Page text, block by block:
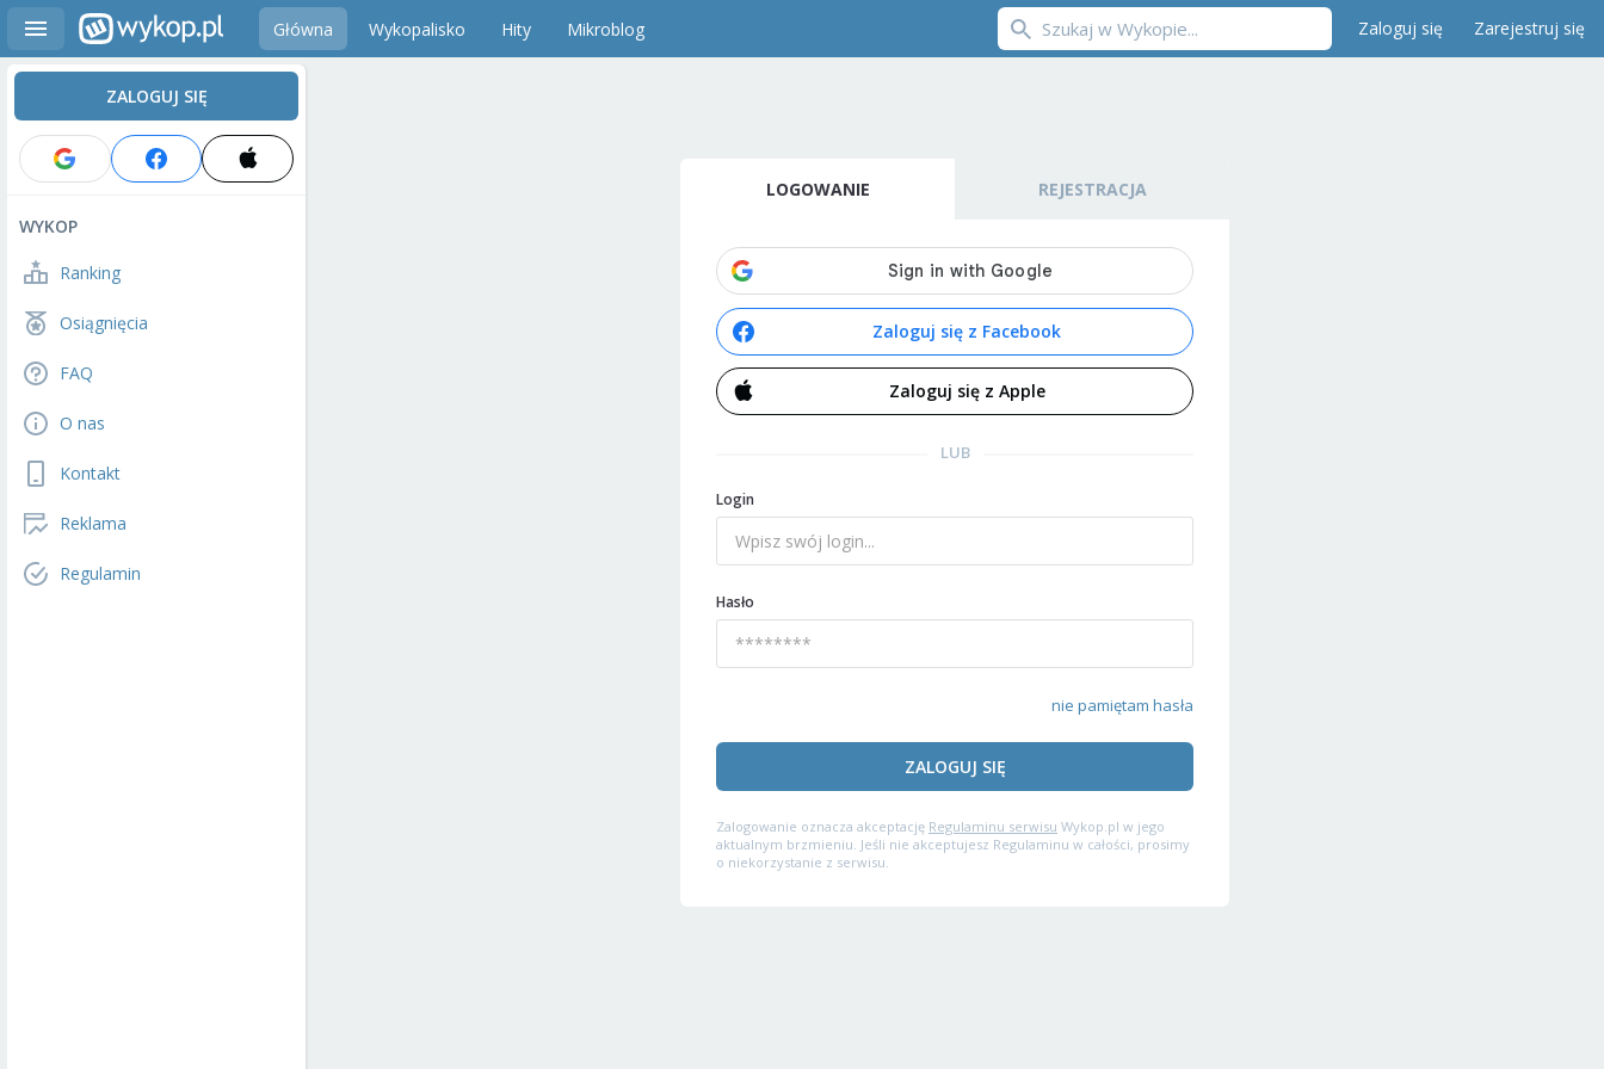
Główna Wykopalisko Hity Mikroblog Zaloguj się Zarejestruj się
ZALOGUJ SIĘ
WYKOP
Ranking
Osiągnięcia
FAQ
O nas
Kontakt
Reklama
Regulamin
LOGOWANIE REJESTRACJA
Zaloguj się z Facebook
Zaloguj się z Apple
LUB
Login
Hasło
nie pamiętam hasła
ZALOGUJ SIĘ
Zalogowanie oznacza akceptację Regulaminu serwisu Wykop.pl w jego
aktualnym brzmieniu. Jeśli nie akceptujesz Regulaminu w całości, prosimy
o niekorzystanie z serwisu.